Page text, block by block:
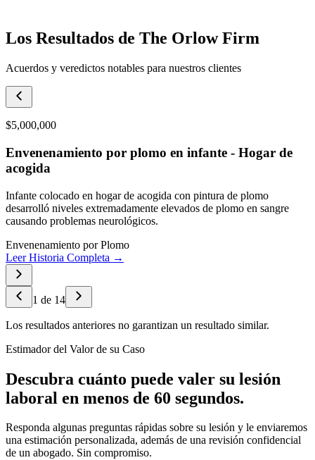
Los Resultados de The Orlow Firm
Acuerdos y veredictos notables para nuestros clientes
$5,000,000
Envenenamiento por plomo en infante - Hogar de
acogida
Infante colocado en hogar de acogida con pintura de plomo
desarrolló niveles extremadamente elevados de plomo en sangre
causando problemas neurológicos.
Envenenamiento por Plomo
Leer Historia Completa →
1 de 14
Los resultados anteriores no garantizan un resultado similar.
Estimador del Valor de su Caso
Descubra cuánto puede valer su lesión
laboral en menos de 60 segundos.
Responda algunas preguntas rápidas sobre su lesión y le enviaremos
una estimación personalizada, además de una revisión confidencial
de un abogado. Sin compromiso.